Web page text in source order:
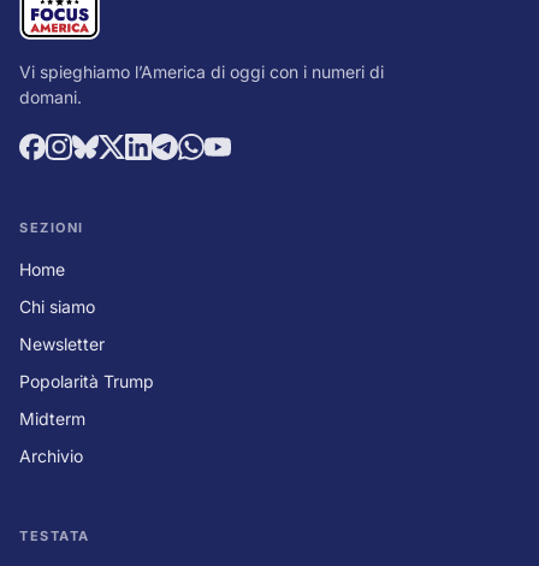
Vi spieghiamo l’America di oggi con i numeri di
domani.
SEZIONI
Home
Chi siamo
Newsletter
Popolarità Trump
Midterm
Archivio
TESTATA